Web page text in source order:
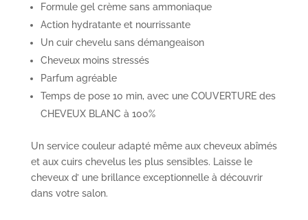
Formule gel crème sans ammoniaque
Action hydratante et nourrissante
Un cuir chevelu sans démangeaison
Cheveux moins stressés
Parfum agréable
Temps de pose 10 min, avec une COUVERTURE des
CHEVEUX BLANC à 100%
Un service couleur adapté même aux cheveux abîmés
et aux cuirs chevelus les plus sensibles. Laisse le
cheveux d’ une brillance exceptionnelle à découvrir
dans votre salon.